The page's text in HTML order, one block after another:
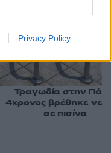
Privacy Policy
Τραγωδία στην
4χρονος βρέθηκε
σε πισίνα